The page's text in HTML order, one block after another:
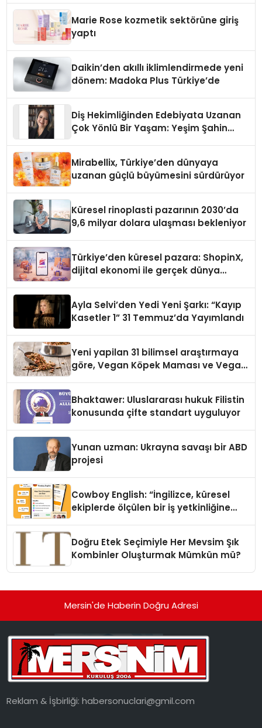
Marie Rose kozmetik sektörüne giriş
yaptı
Daikin’den akıllı iklimlendirmede yeni
dönem: Madoka Plus Türkiye’de
Diş Hekimliğinden Edebiyata Uzanan
Çok Yönlü Bir Yaşam: Yeşim Şahin
Mirabellix, Türkiye’den dünyaya
uzanan güçlü büyümesini sürdürüyor
Küresel rinoplasti pazarının 2030’da
9,6 milyar dolara ulaşması bekleniyor
Türkiye’den küresel pazara: ShopinX,
dijital ekonomi ile gerçek dünya
Ayla Selvi’den Yedi Yeni Şarkı: “Kayıp
Kasetler 1” 31 Temmuz’da Yayımlandı
Yeni yapilan 31 bilimsel araştırmaya
göre, Vegan Köpek Maması ve Vegan
Bhaktawer: Uluslararası hukuk Filistin
konusunda çifte standart uyguluyor
Yunan uzman: Ukrayna savaşı bir ABD
projesi
Cowboy English: “İngilizce, küresel
ekiplerde ölçülen bir iş yetkinliğine
Doğru Etek Seçimiyle Her Mevsim Şık
Kombinler Oluşturmak Mümkün mü?
Mersin'de Haberin Doğru Adresi
Reklam & İşbirliği:habersonuclari@gmil.com